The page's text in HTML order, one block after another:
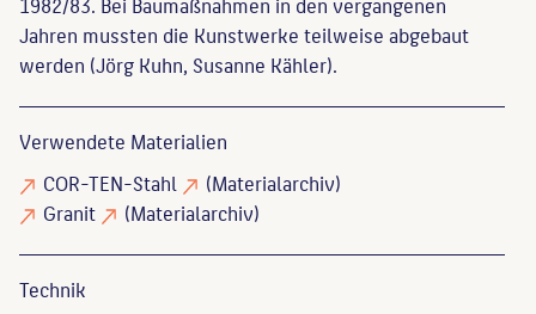
Jahren mussten die Kunstwerke teilweise abgebaut
werden (Jörg Kuhn, Susanne Kähler).
Verwendete Materialien
COR-TEN-Stahl
(Materialarchiv)
Granit
(Materialarchiv)
Technik